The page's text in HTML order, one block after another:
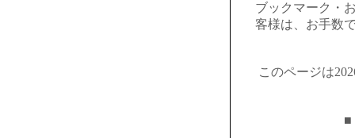
ブックマーク・
客様は、お手数
このページは
■